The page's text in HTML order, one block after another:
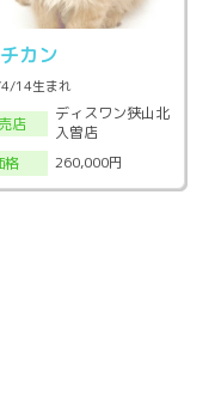
カン
14生まれ
店
ディスワン狭山北
入曽店
格
260,000円